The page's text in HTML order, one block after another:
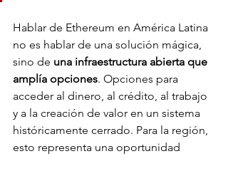
Hablar de Ethereum en América Latina
no es hablar de una solución mágica,
sino de una infraestructura abierta que
amplía opciones. Opciones para
acceder al dinero, al crédito, al trabajo
y a la creación de valor en un sistema
históricamente cerrado. Para la región,
esto representa una oportunidad